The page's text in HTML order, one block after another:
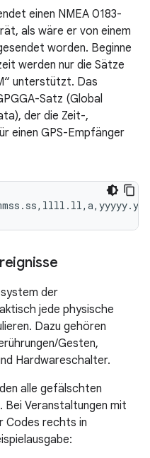
einen NMEA 0183-
als wäre er von einem
worden. Beginne
werden nur die Sätze
unterstützt. Das
Satz (Global
der die Zeit-,
einen GPS-Empfänger
der
jede physische
Dazu gehören
Gesten,
Hardwareschalter.
alle gefälschten
Veranstaltungen mit
Codes rechts in